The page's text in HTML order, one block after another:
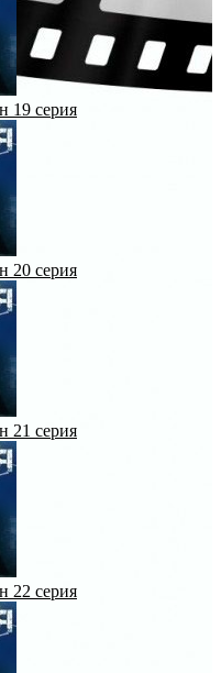
19 серия
20 серия
21 серия
22 серия